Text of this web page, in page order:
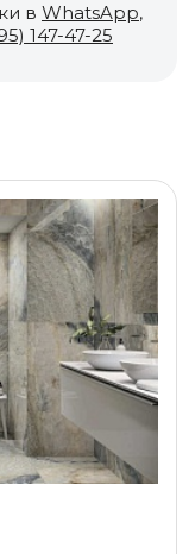
в WhatsApp,
147-47-25